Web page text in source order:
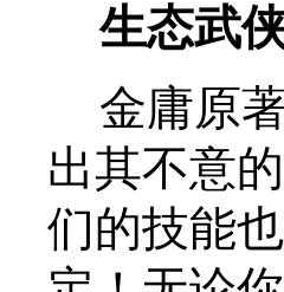
生态武
金庸原著
出其不意
们的技能